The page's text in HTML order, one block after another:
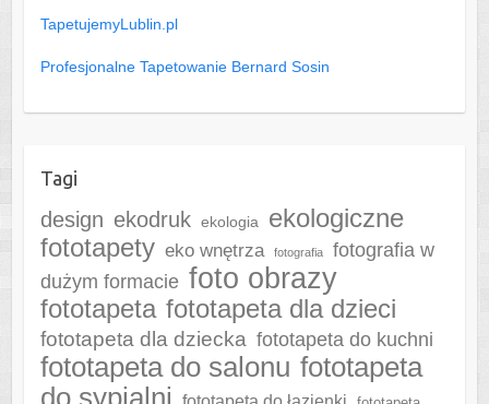
TapetujemyLublin.pl
Profesjonalne Tapetowanie Bernard Sosin
Tagi
design ekodruk ekologia
ekologiczne
fototapety eko wnętrza fotografia
fotografia w
dużym formacie foto obrazy
fototapeta fototapeta dla dzieci
fototapeta dla dziecka fototapeta do kuchni
fototapeta do salonu fototapeta